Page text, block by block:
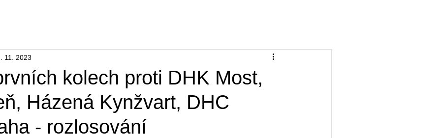
kolech proti DHK Most,
Házená Kynžvart, DHC
- rozlosování
11. 2023